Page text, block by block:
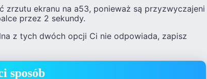
ekranu na a53, ponieważ są przyzwyczajeni
przez 2 sekundy.
z tych dwóch opcji Ci nie odpowiada, zapisz
sposób